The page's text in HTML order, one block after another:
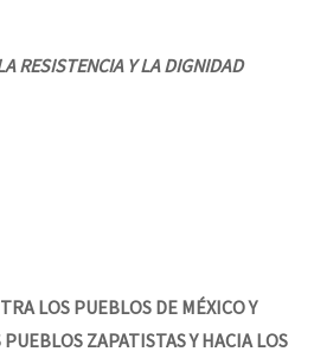
RESISTENCIA Y LA DIGNIDAD
LOS PUEBLOS DE MÉXICO Y
ZAPATISTAS Y HACIA LOS